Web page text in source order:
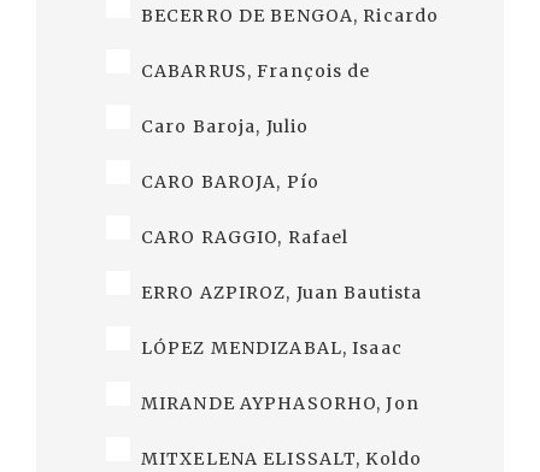
BECERRO DE BENGOA, Ricardo
CABARRUS, François de
Caro Baroja, Julio
CARO BAROJA, Pío
CARO RAGGIO, Rafael
ERRO AZPIROZ, Juan Bautista
LÓPEZ MENDIZABAL, Isaac
MIRANDE AYPHASORHO, Jon
MITXELENA ELISSALT, Koldo